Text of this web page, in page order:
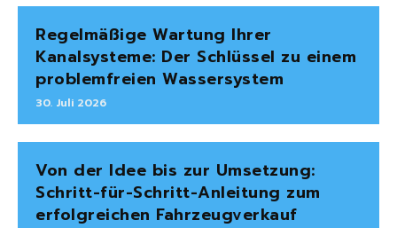
Regelmäßige Wartung Ihrer
Kanalsysteme: Der Schlüssel zu einem
problemfreien Wassersystem
30. Juli 2026
Von der Idee bis zur Umsetzung:
Schritt-für-Schritt-Anleitung zum
erfolgreichen Fahrzeugverkauf